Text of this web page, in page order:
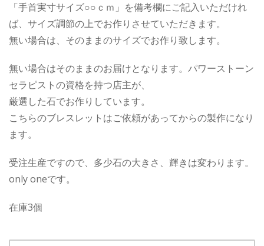
「手首実寸サイズ○○ｃｍ」を備考欄にご記入いただけれ
ば、サイズ調節の上でお作りさせていただきます。
無い場合は、そのままのサイズでお作り致します。
無い場合はそのままのお届けとなります。パワーストーン
セラピストの資格を持つ店主が、
厳選した石でお作りしています。
こちらのブレスレットはご依頼があってからの製作になり
ます。
受注生産ですので、多少石の大きさ、輝きは変わります。
only oneです。
在庫3個